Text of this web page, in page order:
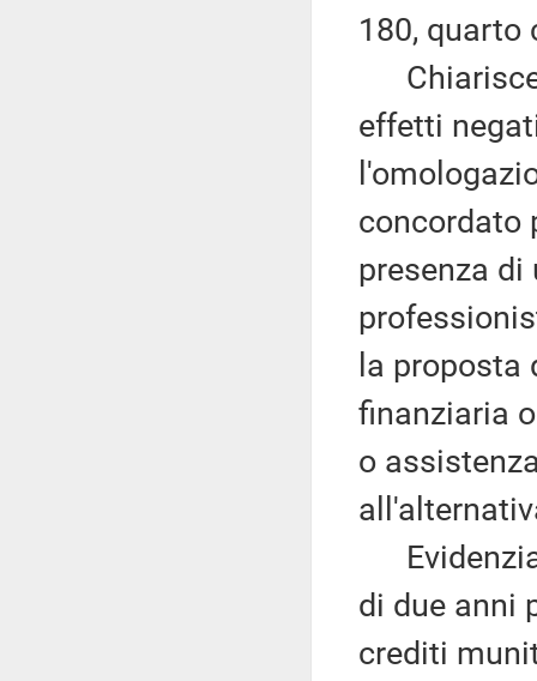
180, quarto
Chiarisce
effetti
concordato
presenza di
la
finanziaria
o
Evidenzia
di due anni
crediti